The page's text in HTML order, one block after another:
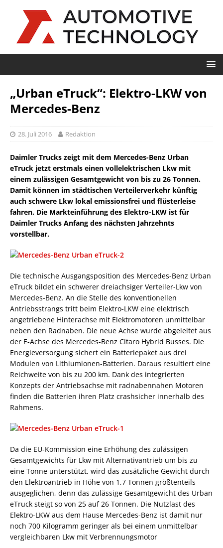
„Urban eTruck“: Elektro-LKW von
Mercedes-Benz
28. Juli 2016 Redaktion
Daimler Trucks zeigt mit dem Mercedes-Benz Urban
eTruck jetzt erstmals einen vollelektrischen Lkw mit
einem zulässigen Gesamtgewicht von bis zu 26 Tonnen.
Damit können im städtischen Verteilerverkehr künftig
auch schwere Lkw lokal emissionsfrei und flüsterleise
fahren. Die Markteinführung des Elektro-LKW ist für
Daimler Trucks Anfang des nächsten Jahrzehnts
vorstellbar.
Die technische Ausgangsposition des Mercedes-Benz Urban
eTruck bildet ein schwerer dreiachsiger Verteiler-Lkw von
Mercedes-Benz. An die Stelle des konventionellen
Antriebsstrangs tritt beim Elektro-LKW eine elektrisch
angetriebene Hinterachse mit Elektromotoren unmittelbar
neben den Radnaben. Die neue Achse wurde abgeleitet aus
der E-Achse des Mercedes-Benz Citaro Hybrid Busses. Die
Energieversorgung sichert ein Batteriepaket aus drei
Modulen von Lithiumionen-Batterien. Daraus resultiert eine
Reichweite von bis zu 200 km. Dank des integrierten
Konzepts der Antriebsachse mit radnabennahen Motoren
finden die Batterien ihren Platz crashsicher innerhalb des
Rahmens.
Da die EU-Kommission eine Erhöhung des zulässigen
Gesamtgewichts für Lkw mit Alternativantrieb um bis zu
eine Tonne unterstützt, wird das zusätzliche Gewicht durch
den Elektroantrieb in Höhe von 1,7 Tonnen größtenteils
ausgeglichen, denn das zulässige Gesamtgewicht des Urban
eTruck steigt so von 25 auf 26 Tonnen. Die Nutzlast des
Elektro-LKW aus dem Hause Mercedes-Benz ist damit nur
noch 700 Kilogramm geringer als bei einem unmittelbar
vergleichbaren Lkw mit Verbrennungsmotor